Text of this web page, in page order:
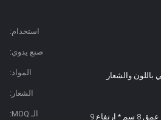
استخدام:
صنع يدوي:
والشعار المواد:
الشعار:
عمق 7 سم * ارتفاع 8.4 سم، عمق 8 سم * ارتفاع 9
الـ MOQ: